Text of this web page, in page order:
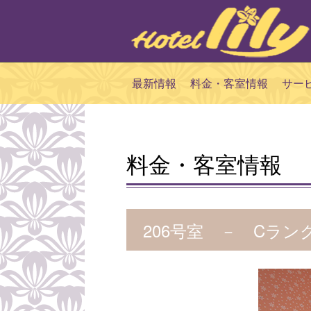
最新情報 料金・客室情報 サー
料金・客室情報
206号室 － Cラン